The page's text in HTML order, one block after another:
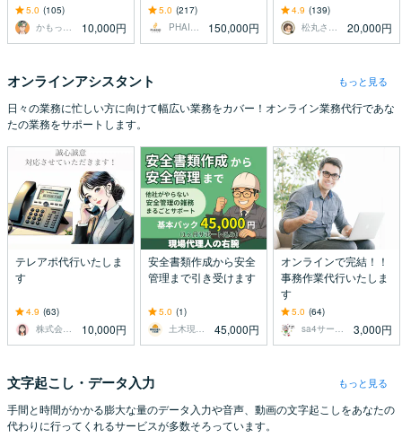
5.0 (105)
かもってぃ（Kamotty）
10,000円
5.0 (217)
PHAINO DESIGN
150,000円
4.9 (139)
松丸さりり｜シネステティカ
20,000円
オンラインアシスタント もっと見る
日々の業務に忙しい方に向けて幅広い業務をカバー！オンライン業務代行であな
たの業務をサポートします。
テレアポ代行いたしま
す
4.9 (63)
株式会社リバティー
10,000円
安全書類作成から安全
管理まで引き受けます
5.0 (1)
土木現場代理人の右腕
45,000円
オンラインで完結！！
事務作業代行いたしま
す
5.0 (64)
sa4サービス
3,000円
文字起こし・データ入力 もっと見る
手間と時間がかかる膨大な量のデータ入力や音声、動画の文字起こしをあなたの
代わりに行ってくれるサービスが多数そろっています。